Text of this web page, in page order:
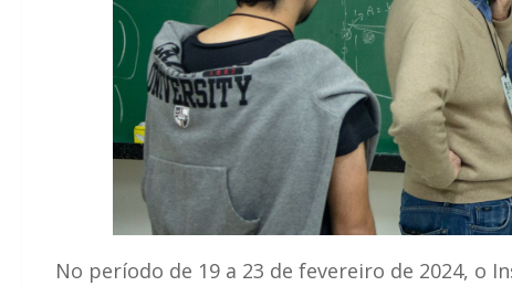
No período de 19 a 23 de fevereiro de 2024, o